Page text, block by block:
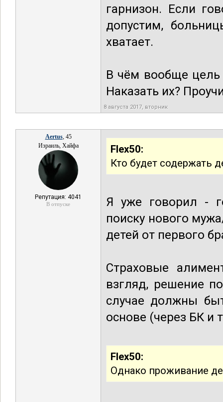
гарнизон. Если
допустим,
хватает.
В чём вообще цель
Наказать их?
8 августа 2017, вторник
Aertus, 45
Израиль, Хайфа
Репутация: 4041
В отпуске
Flex50:
Кто будет содержать
Я уже говорил -
поиску нового
детей от первого
Страховые
взгляд, решение
случае должны
основе (через БК и
Flex50:
Однако проживание